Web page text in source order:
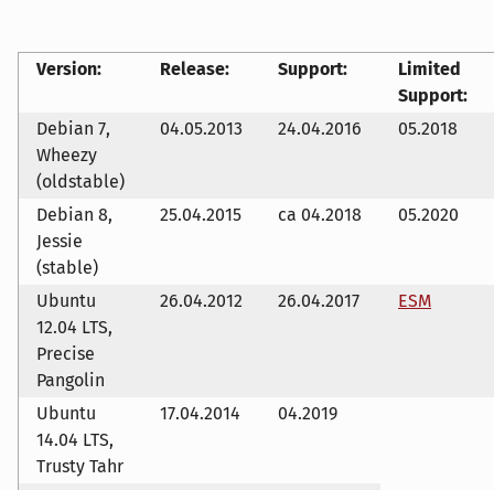
Version: Release: Support:
Limited
Support:
Debian 7,
Wheezy
(oldstable)
04.05.2013 24.04.2016 05.2018
Debian 8,
Jessie
(stable)
25.04.2015 ca 04.2018 05.2020
Ubuntu
12.04 LTS,
Precise
Pangolin
26.04.2012 26.04.2017 ESM
Ubuntu
14.04 LTS,
Trusty Tahr
17.04.2014 04.2019